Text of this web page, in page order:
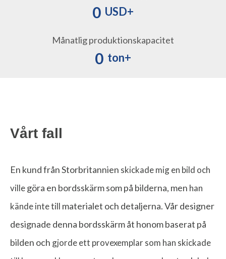
0 USD+
Månatlig produktionskapacitet
0 ton+
Vårt fall
En kund från Storbritannien skickade mig en bild och
villegöra en bordsskärm som på bilderna, men han
kände inte till materialet och detaljerna. Vår designer
designade denna bordsskärm åt honom baserat på
bilden och gjorde ett provexemplar som han skickade